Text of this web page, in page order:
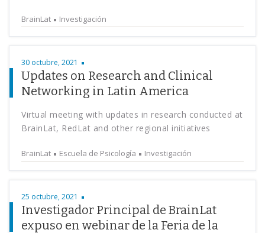
BrainLat Investigación
30 octubre, 2021
Updates on Research and Clinical
Networking in Latin America
Virtual meeting with updates in research conducted at
BrainLat, RedLat and other regional initiatives
BrainLat Escuela de Psicología Investigación
25 octubre, 2021
Investigador Principal de BrainLat
expuso en webinar de la Feria de la